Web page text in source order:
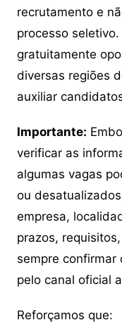
recrutamento e
processo
gratuitamente
diversas regiões
auxiliar
Importante:
verificar as
algumas vagas
ou
empresa,
prazos,
sempre confirmar
pelo canal oficial
Reforçamos que: